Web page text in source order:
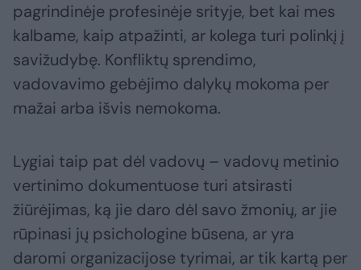
pagrindinėje profesinėje srityje, bet kai mes
kalbame, kaip atpažinti, ar kolega turi polinkį į
savižudybę. Konfliktų sprendimo,
vadovavimo gebėjimo dalykų mokoma per
mažai arba išvis nemokoma.
Lygiai taip pat dėl vadovų – vadovų metinio
vertinimo dokumentuose turi atsirasti
žiūrėjimas, ką jie daro dėl savo žmonių, ar jie
rūpinasi jų psichologine būsena, ar yra
daromi organizacijose tyrimai, ar tik kartą per